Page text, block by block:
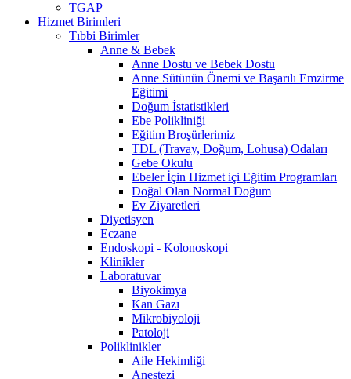
TGAP
Hizmet Birimleri
Tıbbi Birimler
Anne & Bebek
Anne Dostu ve Bebek Dostu
Anne Sütünün Önemi ve Başarılı Emzirme
Eğitimi
Doğum İstatistikleri
Ebe Polikliniği
Eğitim Broşürlerimiz
TDL (Travay, Doğum, Lohusa) Odaları
Gebe Okulu
Ebeler İçin Hizmet içi Eğitim Programları
Doğal Olan Normal Doğum
Ev Ziyaretleri
Diyetisyen
Eczane
Endoskopi - Kolonoskopi
Klinikler
Laboratuvar
Biyokimya
Kan Gazı
Mikrobiyoloji
Patoloji
Poliklinikler
Aile Hekimliği
Anestezi